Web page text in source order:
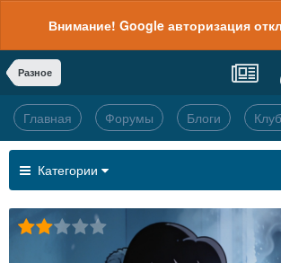
Внимание! Google авторизация
Разное
Главная Форумы Блоги
Категории